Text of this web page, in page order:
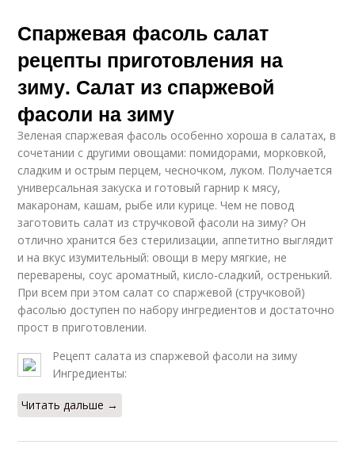
Спаржевая фасоль салат
рецепты приготовления на
зиму. Салат из спаржевой
фасоли на зиму
Зеленая спаржевая фасоль особенно хороша в салатах, в
сочетании с другими овощами: помидорами, морковкой,
сладким и острым перцем, чесночком, луком. Получается
универсальная закуска и готовый гарнир к мясу,
макаронам, кашам, рыбе или курице. Чем не повод
заготовить салат из стручковой фасоли на зиму? Он
отлично хранится без стерилизации, аппетитно выглядит
и на вкус изумительный: овощи в меру мягкие, не
переварены, соус ароматный, кисло-сладкий, остренький.
При всем при этом салат со спаржевой (стручковой)
фасолью доступен по набору ингредиентов и достаточно
прост в приготовлении.
Рецепт салата из спаржевой фасоли на зиму
Ингредиенты:
Читать дальше →